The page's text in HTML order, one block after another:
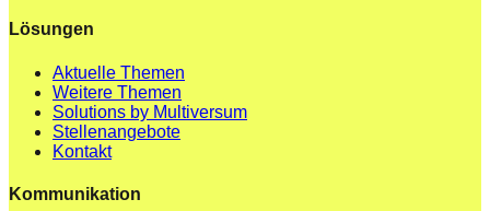
Lösungen
Aktuelle Themen
Weitere Themen
Solutions by Multiversum
Stellenangebote
Kontakt
Kommunikation